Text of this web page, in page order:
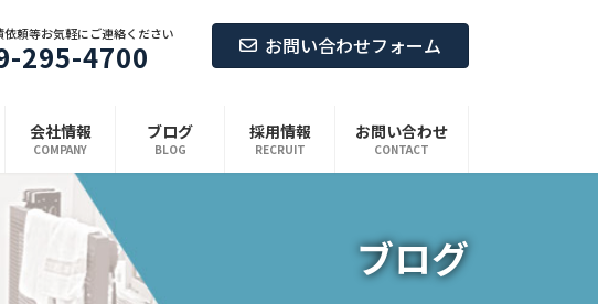
依頼等お気軽にご連絡ください
295-4700 お問い合わせフォーム
会社情報
COMPANY
ブログ
BLOG
採用情報
RECRUIT
お問い合わせ
CONTACT
ブログ